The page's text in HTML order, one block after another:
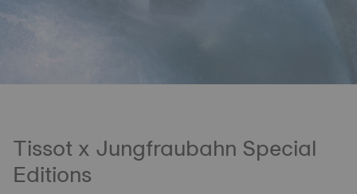
Tissot x Jungfraubahn Special
Editions